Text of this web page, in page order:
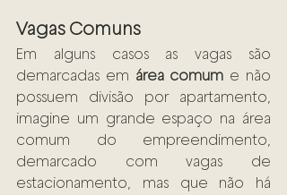
Vagas Comuns
Em alguns casos as vagas são
demarcadas em área comum e não
possuem divisão por apartamento,
imagine um grande espaço na área
comum do empreendimento,
demarcado com vagas de
estacionamento, mas que não há